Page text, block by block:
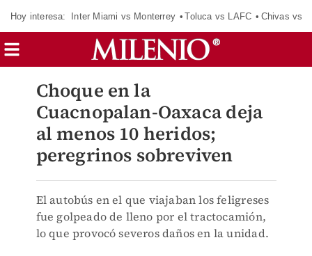
Hoy interesa: Inter Miami vs Monterrey Toluca vs LAFC Chivas vs
Choque en la
Cuacnopalan-Oaxaca deja
al menos 10 heridos;
peregrinos sobreviven
El autobús en el que viajaban los feligreses
fue golpeado de lleno por el tractocamión,
lo que provocó severos daños en la unidad.